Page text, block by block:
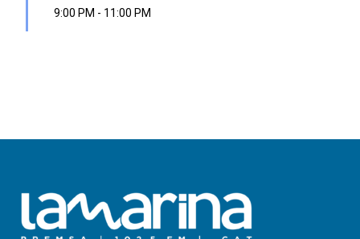
9:00 PM - 11:00 PM